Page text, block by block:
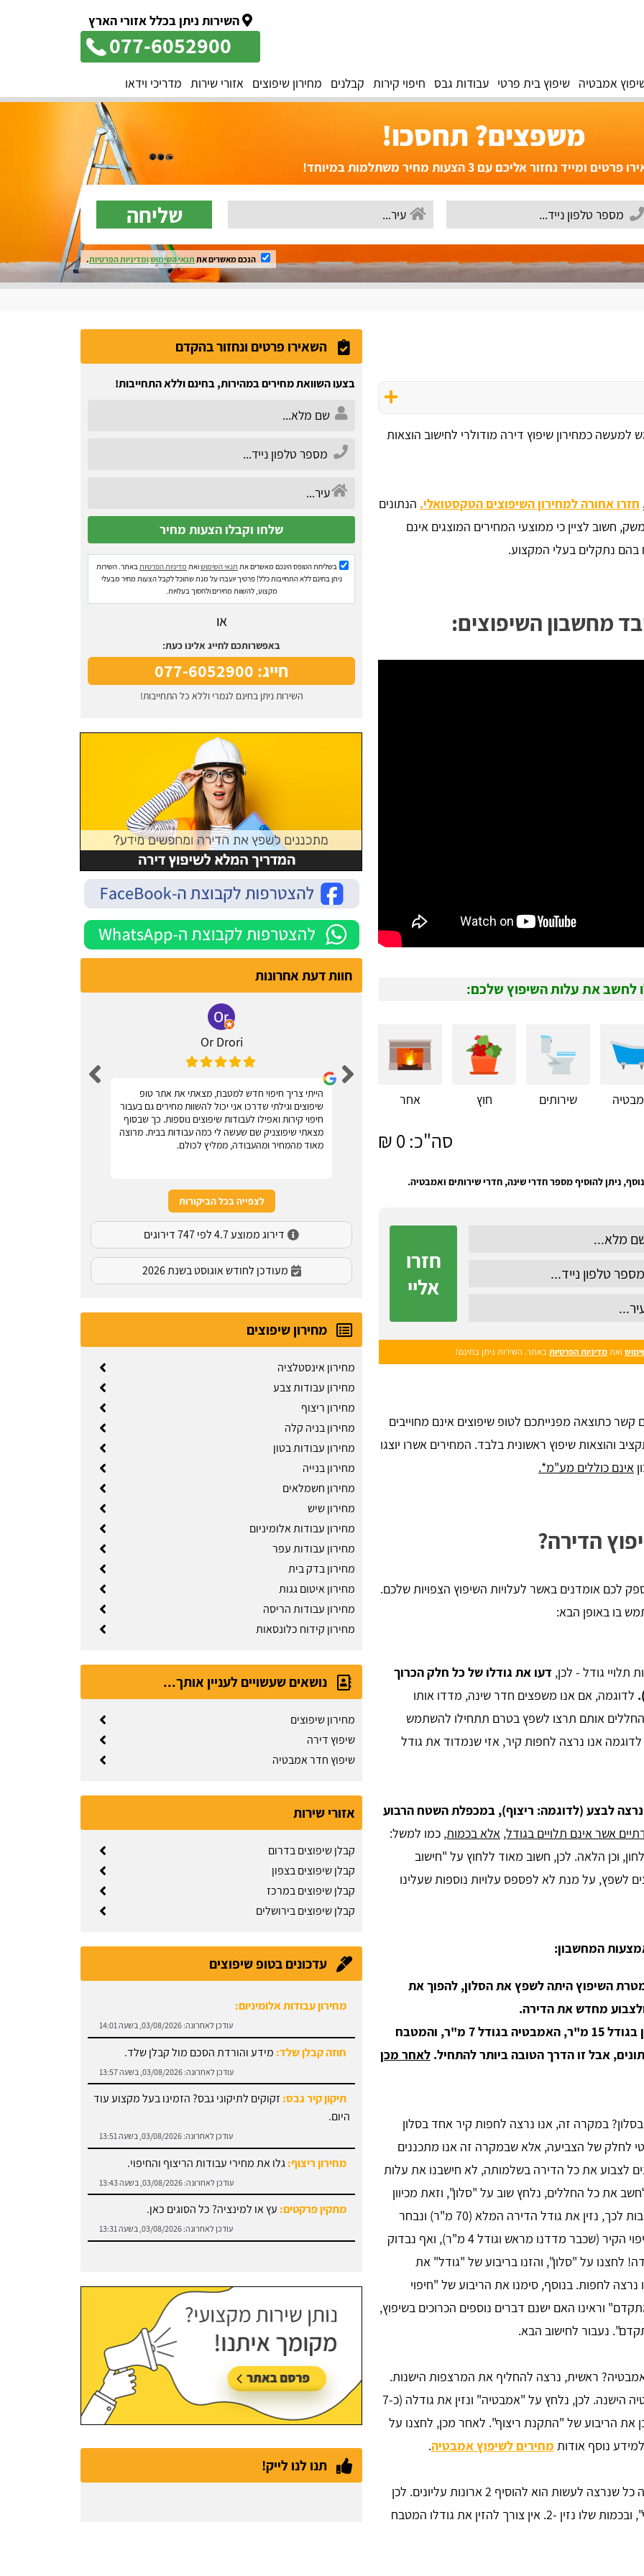
השירות ניתן בכלל אזורי הארץ
077-6052900
אמבטיה שיפוץ בית פרטי עבודות גבס חיפוי קירות קבלנים מחירון שיפוצים אזורי שירות מדריכי וידאו
משפצים? תחסכו!
ומייד נחזור אליכם עם 3 הצעות מחיר משתלמות במיוחד!
שליחה
הנכם מאשרים את תנאי השימושומדיניות הפרטיות.
כמחירון שיפוץ דירה מודולרי לחישוב הוצאות
חזרו אחורה למחירון השיפוצים הטקסטואלי. הנתונים
חשוב לציין כי ממוצעי המחירים המוצגים אינם
בהם נתקלים בעלי המקצוע.
מחשבון השיפוצים:
לחשב את עלות השיפוץ שלכם:
שירותים חוץ אחר
סה"כ:0
₪
ניתן להוסיף מספר חדרי שינה, חדרי שירותים ואמבטיה.
חזרו
אליי
ואתמדיניות הפרטיותבאתר. השירות ניתן בחינם!
קשר כתוצאה מפנייתכם לטופ שיפוצים אינם מחוייבים
והוצאות שיפוץ ראשונית בלבד. המחירים אשרו יוצגו
אינם כוללים מע"מ*.
הדירה?
לכם אומדנים באשר לעלויות השיפוץ הצפויות שלכם.
בו באופן הבא:
תלויי גודל - לכן, דעו את גודלו של כל חלק הכרוך
לדוגמה, אם אנו משפצים חדר שינה, מדדו אותו
גדלי החללים אותם תרצו לשפץ בטרם תתחילו להשתמש
אנו נרצה לחפות קיר, אזי שנמדוד את גודל
נרצה לבצע (לדוגמה: ריצוף), במכפלת השטח הרבוע
אשר אינם תלויים בגודל, אלא בכמות, כמו למשל:
וכן הלאה. לכן, חשוב מאוד ללחוץ על "חישוב
לשפץ, על מנת לא לפספס עלויות נוספות שעלינו
המחשבון:
של דירה קטנה יחסית, כ-70 מ"ר, ומטרת השיפוץ היתה לשפץ את הסלון, להפוך את
מחדש את הדירה.
לצורך כך, מדדנו את שלושת החללים שלנו: הסלון בגודל 15 מ"ר, האמבטיה בגודל 7 מ"ר, והמטבח
לאחר מכן
במקרה זה, אנו נרצה לחפות קיר אחד בסלון
לחלק של הצביעה, אלא שבמקרה זה אנו מתכננים
לצבוע את כל הדירה בשלמותה, לא חישבנו את עלות
את כל החללים, נלחץ שוב על "סלון", וזאת מכיוון
שצביעת דירה זהה במחירה לצביעת חדרים ואין חשיבות לכך, נזין את גודל הדירה המלא (70 מ"ר) ונבחר
צביעה. אז מה כן נחשב בבחירת "סלון"? את עלות חיפוי הקיר (שכבר מדדנו מראש וגודל 4 מ"ר), ואף נבדוק
לחצנו על "סלון", והזנו בריבוע של "גודל" את
נרצה לחפות. בנוסף, סימנו את הריבוע של "חיפוי
וראינו האם ישנם דברים נוספים הכרוכים בשיפוץ,
נעבור לחישוב הבא.
ראשית, נרצה להחליף את המרצפות הישנות.
ושנית, נרצה להתחדש במקלחון חדש במקום האמבטיה הישנה. לכן, נלחץ על "אמבטיה" ונזין את גודלה (כ-7
את הריבוע של "התקנת ריצוף". לאחר מכן, לחצנו על
נוסף אודות מחירים לשיפוץ אמבטיה.
נלחץ על "מטבח" - באזור זה כל שנרצה לעשות הוא להוסיף 2 ארונות עליונים. לכן
נלחץ מייד על חישוב מתקדם, נסמן "ארון קלפה עילי", ובכמות שלו נזין -2. אין צורך להזין את גודלו המטבח
השאירו פרטים ונחזור בהקדם
בצעו השוואת מחירים במהירות, בחינם וללא התחייבות!
בשליחת הטופס הינכם מאשרים את תנאי השימושואת מדיניות הפרטיותבאתר. השירות
ניתן בחינם ללא התחייבות כלל! פרטיך יועברו על מנת שתוכל לקבל הצעות מחיר מבעלי
מקצוע, להשוות מחירים ולחסוך בעלויות.
או
באפשרותכם לחייג אלינו כעת:
חייג: 077-6052900
השירות ניתן בחינם לגמרי וללא כל התחייבות!
חוות דעת אחרונות
Or Drori
הייתי צריך חיפוי חדש למטבח, מצאתי את אתר טופ
שיפוצים וגילתי שדרכו אני יכול להשוות מחירים גם בעבור
חיפוי קירות ואפילו לעבודות שיפוצים נוספות. כך שבסוף
מצאתי שיפוצניק שם שעשה לי כמה עבודות בבית. מרוצה
מאוד מהמחיר ומהעבודה, ממליץ לכולם.
דור קדם
קיבלתי 3 הצעות מחיר מבעלי מקצוע שונים. בחרתי
לצפייה בכל הביקורות
דירוג ממוצע 4.7 לפי 747 דירוגים
מעודכן לחודש אוגוסט בשנת 2026
מחירון שיפוצים
מחירון אינסטלציה
מחירון עבודות צבע
מחירון ריצוף
מחירון בניה קלה
מחירון עבודות בטון
מחירון בנייה
מחירון חשמלאים
מחירון שיש
מחירון עבודות אלומיניום
מחירון עבודות עפר
מחירון בדק בית
מחירון איטום גגות
מחירון עבודות הריסה
מחירון קידוח כלונסאות
נושאים שעשויים לעניין אותך...
מחירון שיפוצים
שיפוץ דירה
שיפוץ חדר אמבטיה
אזורי שירות
קבלן שיפוצים בדרום
קבלן שיפוצים בצפון
קבלן שיפוצים במרכז
קבלן שיפוצים בירושלים
עדכונים בטופ שיפוצים
מחירון עבודות אלומיניום:
עודכן לאחרונה:03/08/2026, בשעה 13:57
היום.
עודכן לאחרונה:03/08/2026, בשעה 13:51
עודכן לאחרונה:03/08/2026, בשעה 13:43
עודכן לאחרונה:03/08/2026, בשעה 13:31
תנו לנו לייק!